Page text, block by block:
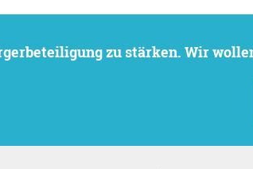
zu stärken. Wir